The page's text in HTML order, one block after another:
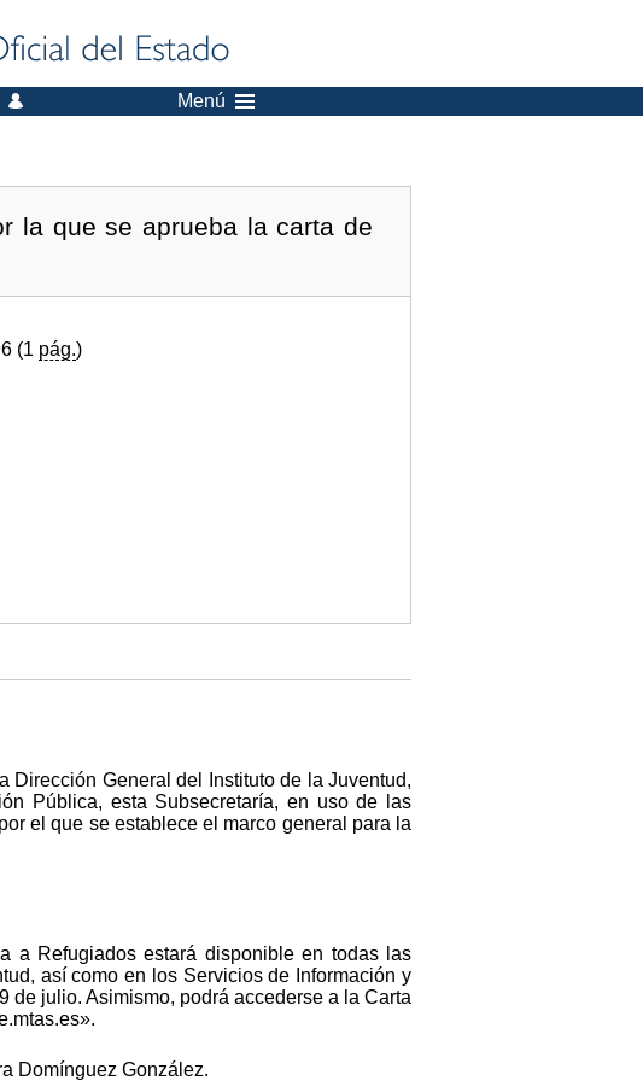
Menú
la que se aprueba la carta de
(1 pág.)
Dirección General del Instituto de la Juventud,
Pública, esta Subsecretaría, en uso de las
el que se establece el marco general para la
a Refugiados estará disponible en todas las
así como en los Servicios de Información y
de julio. Asimismo, podrá accederse a la Carta
Domínguez González.